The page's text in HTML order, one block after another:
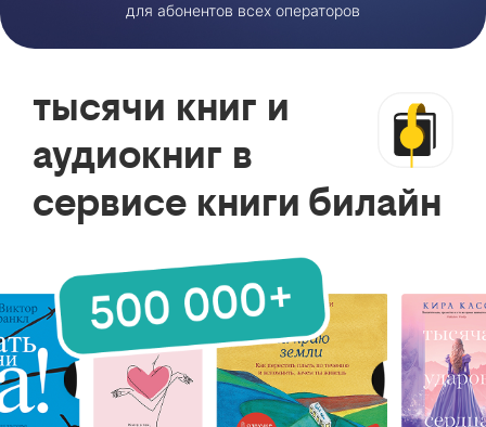
для абонентов всех операторов
тысячи книг и
аудиокниг в
сервисе книги билайн